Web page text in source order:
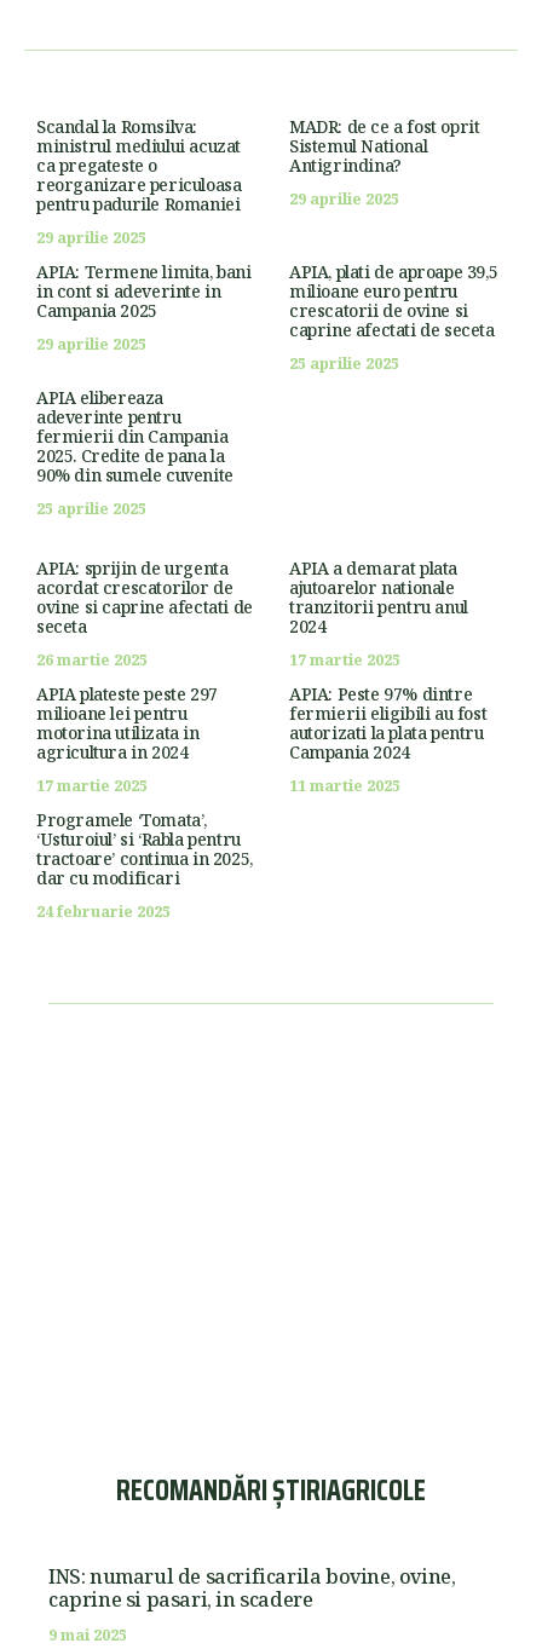
Scandal la Romsilva:
ministrul mediului acuzat
ca pregateste o
reorganizare periculoasa
pentru padurile Romaniei
29 aprilie 2025
MADR: de ce a fost oprit
Sistemul National
Antigrindina?
29 aprilie 2025
APIA: Termene limita, bani
in cont si adeverinte in
Campania 2025
29 aprilie 2025
APIA, plati de aproape 39,5
milioane euro pentru
crescatorii de ovine si
caprine afectati de seceta
25 aprilie 2025
APIA elibereaza
adeverinte pentru
fermierii din Campania
2025. Credite de pana la
90% din sumele cuvenite
25 aprilie 2025
APIA: sprijin de urgenta
acordat crescatorilor de
ovine si caprine afectati de
seceta
26 martie 2025
APIA a demarat plata
ajutoarelor nationale
tranzitorii pentru anul
2024
17 martie 2025
APIA plateste peste 297
milioane lei pentru
motorina utilizata in
agricultura in 2024
17 martie 2025
APIA: Peste 97% dintre
fermierii eligibili au fost
autorizati la plata pentru
Campania 2024
11 martie 2025
Programele ‘Tomata’,
‘Usturoiul’ si ‘Rabla pentru
tractoare’ continua in 2025,
dar cu modificari
24 februarie 2025
RECOMANDĂRI ȘTIRIAGRICOLE
INS: numarul de sacrificarila bovine, ovine,
caprine si pasari, in scadere
9 mai 2025